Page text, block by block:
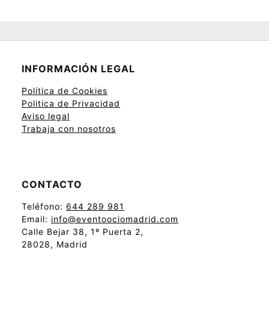
INFORMACIÓN LEGAL
Política de Cookies
Politica de Privacidad
Aviso legal
Trabaja con nosotros
CONTACTO
Teléfono: 644 289 981
Email: info@eventoociomadrid.com
Calle Bejar 38, 1º Puerta 2,
28028, Madrid